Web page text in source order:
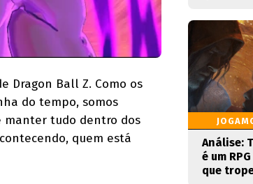
Dragon Ball Z. Como os
do tempo, somos
manter tudo dentro dos
quem está
Análise:
é um
que